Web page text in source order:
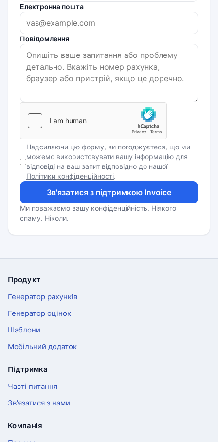
Електронна пошта
Повідомлення
Надсилаючи цю форму, ви погоджуєтеся, що ми
можемо використовувати вашу інформацію для
відповіді на ваш запит відповідно до нашої
Політики конфіденційності.
Зв'язатися з підтримкою Invoice
Ми поважаємо вашу конфіденційність. Ніякого
спаму. Ніколи.
Футер
Продукт
Генератор рахунків
Генератор оцінок
Шаблони
Мобільний додаток
Підтримка
Часті питання
Зв'язатися з нами
Компанія